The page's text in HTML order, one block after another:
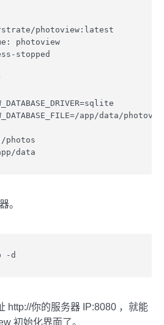
photoview:latest
photoview
stopped
app/data/
photos
data
。
-d
http://你的服务器 IP:8080 ，就能
初始化界面了。